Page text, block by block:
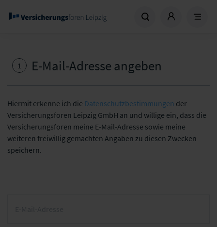
1 E-Mail-Adresse angeben
Hiermit erkenne ich die Datenschutzbestimmungen der
Versicherungsforen Leipzig GmbH an und willige ein, dass die
Versicherungsforen meine E-Mail-Adresse sowie meine
weiteren freiwillig gemachten Angaben zu diesen Zwecken
speichern.